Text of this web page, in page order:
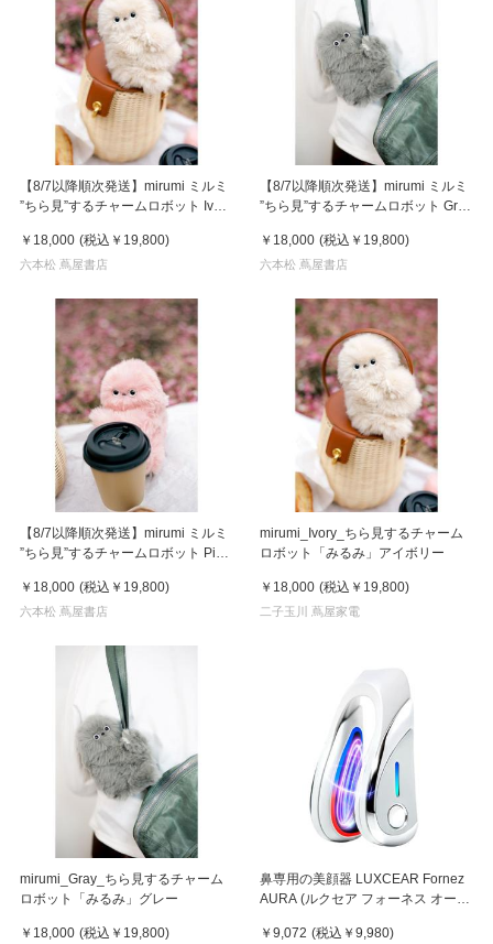
【8/7以降順次発送】mirumi ミルミ
”ちら見”するチャームロボット Ivory
￥18,000 (税込 ￥19,800)
六本松 蔦屋書店
【8/7以降順次発送】mirumi ミルミ
”ちら見”するチャームロボット Gray
￥18,000 (税込 ￥19,800)
六本松 蔦屋書店
【8/7以降順次発送】mirumi ミルミ
”ちら見”するチャームロボット Pink
￥18,000 (税込 ￥19,800)
六本松 蔦屋書店
mirumi_Ivory_ちら見するチャーム
ロボット「みるみ」アイボリー
￥18,000 (税込 ￥19,800)
二子玉川 蔦屋家電
mirumi_Gray_ちら見するチャーム
ロボット「みるみ」グレー
￥18,000 (税込 ￥19,800)
鼻専用の美顔器 LUXCEAR Fornez
AURA (ルクセア フォーネス オー
￥9,072 (税込 ￥9,980)